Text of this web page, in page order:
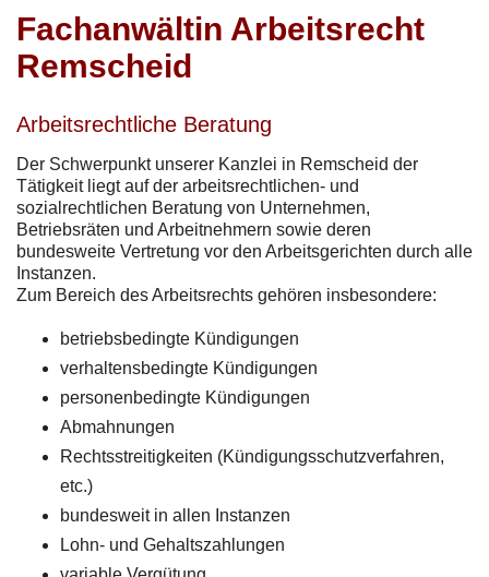
Fachanwältin Arbeitsrecht
Remscheid
Arbeitsrechtliche Beratung
Der Schwerpunkt unserer Kanzlei in Remscheid der
Tätigkeit liegt auf der arbeitsrechtlichen- und
sozialrechtlichen Beratung von Unternehmen,
Betriebsräten und Arbeitnehmern sowie deren
bundesweite Vertretung vor den Arbeitsgerichten durch alle
Instanzen.
Zum Bereich des Arbeitsrechts gehören insbesondere:
betriebsbedingte Kündigungen
verhaltensbedingte Kündigungen
personenbedingte Kündigungen
Abmahnungen
Rechtsstreitigkeiten (Kündigungsschutzverfahren,
etc.)
bundesweit in allen Instanzen
Lohn- und Gehaltszahlungen